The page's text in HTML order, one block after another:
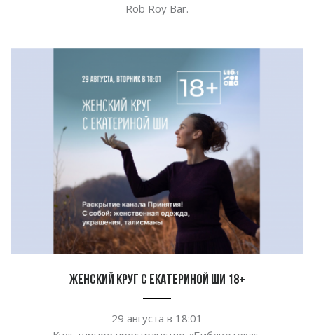
Rob Roy Bar.
Женский круг с Екатериной Ши 18+
29 августа в 18:01